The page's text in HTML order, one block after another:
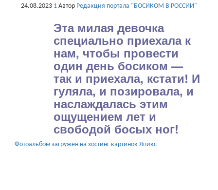
24.08.2023 1 Автор Редакция портала "БОСИКОМ В РОССИИ"
Эта милая девочка
специально приехала к
нам, чтобы провести
один день босиком —
так и приехала, кстати! И
гуляла, и позировала, и
наслаждалась этим
ощущением лет и
свободой босых ног!
Фотоальбом загружен на хостинг картинок Япикс